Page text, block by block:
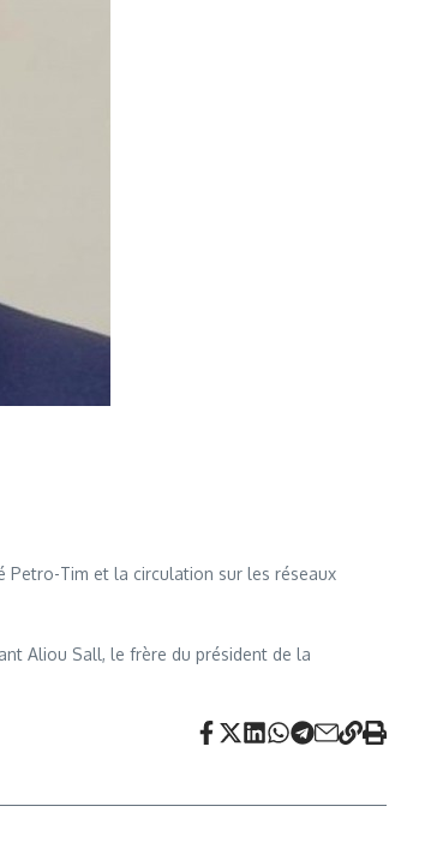
Petro-Tim et la circulation sur les réseaux
Aliou Sall, le frère du président de la